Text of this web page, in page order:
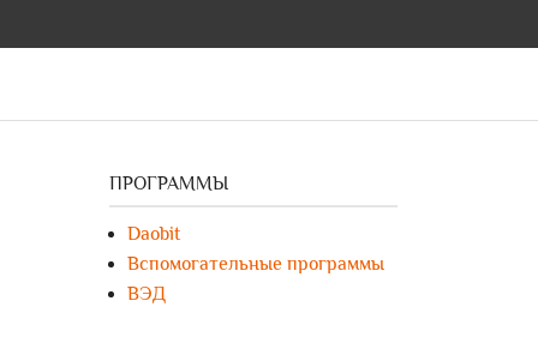
ПРОГРАММЫ
Daobit
Вспомогательные программы
ВЭД